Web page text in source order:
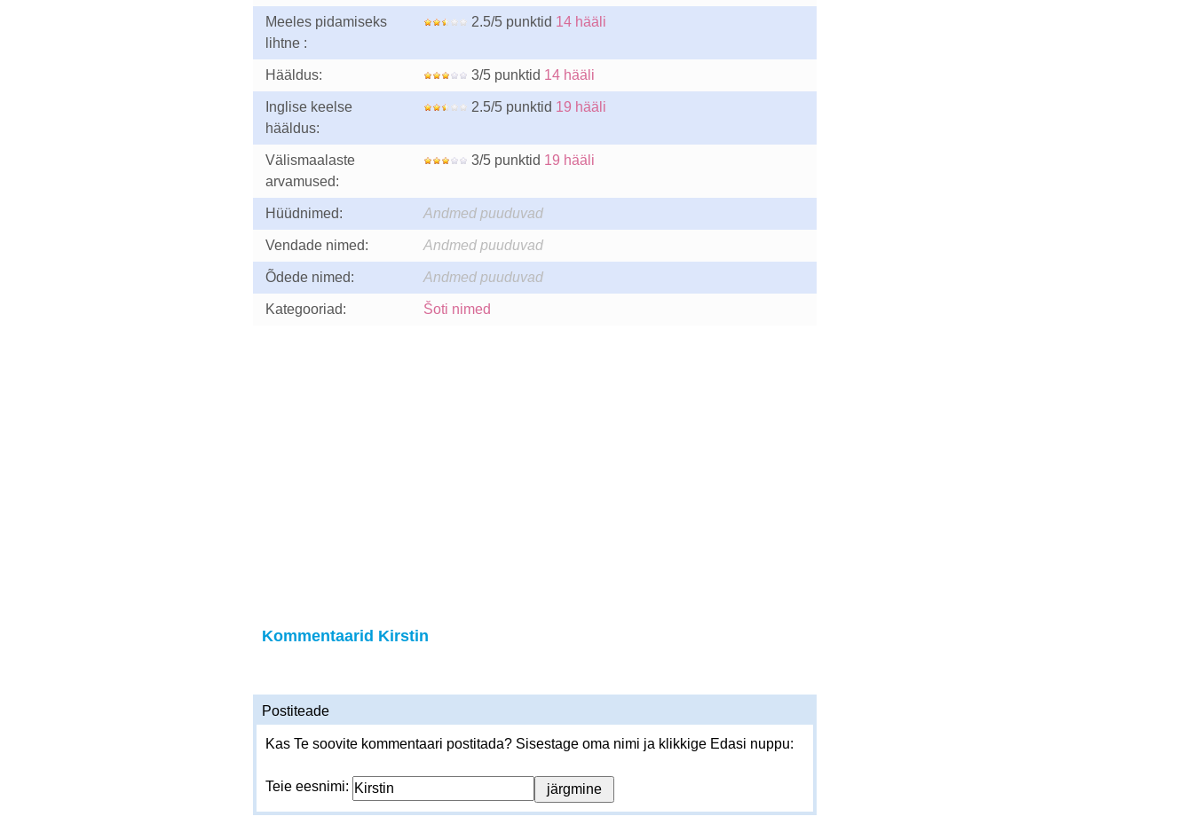
Meeles pidamiseks
lihtne :
2.5/5 punktid 14 hääli
Hääldus: 3/5 punktid 14 hääli
Inglise keelse
hääldus:
2.5/5 punktid 19 hääli
Välismaalaste
arvamused:
3/5 punktid 19 hääli
Hüüdnimed: Andmed puuduvad
Vendade nimed: Andmed puuduvad
Õdede nimed: Andmed puuduvad
Kategooriad: Šoti nimed
Kommentaarid Kirstin
Postiteade
Kas Te soovite kommentaari postitada? Sisestage oma nimi ja klikkige Edasi nuppu:
Teie eesnimi: